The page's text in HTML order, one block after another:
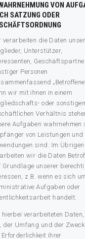
VON
SATZUNG ODER
verarbeiten die Daten
Unterstützer,
Personen
wir mit ihnen in einem
oder
Verhältnis
Aufgaben wahrnehmen
von Leistungen und
sind. Im Übrigen
wir die Daten
Grundlage unserer
z.B. wenn es sich
Aufgaben oder
handelt.
hierbei verarbeiteten
der Umfang und der
Erforderlichkeit ihrer